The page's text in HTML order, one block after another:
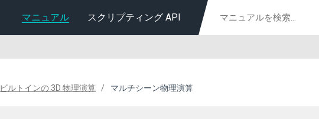
マニュアル スクリプティング API
ビルトインの 3D 物理演算 マルチシーン物理演算